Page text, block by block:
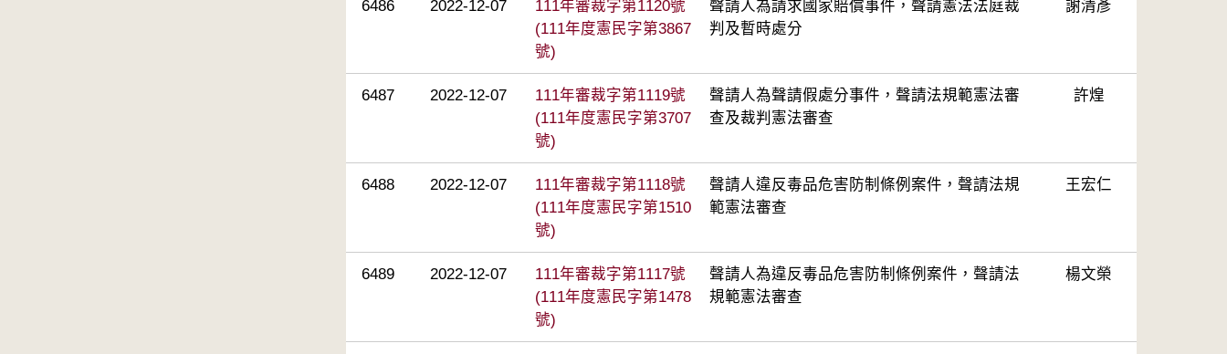
6486 2022-12-07
111年審裁字第1120號
(111年度憲民字第3867
號)
聲請人為請求國家賠償事件，聲請憲法法庭裁
判及暫時處分
謝清彥
6487 2022-12-07
111年審裁字第1119號
(111年度憲民字第3707
號)
聲請人為聲請假處分事件，聲請法規範憲法審
查及裁判憲法審查
許煌
6488 2022-12-07
111年審裁字第1118號
(111年度憲民字第1510
號)
聲請人違反毒品危害防制條例案件，聲請法規
範憲法審查
王宏仁
6489 2022-12-07
111年審裁字第1117號
(111年度憲民字第1478
號)
聲請人為違反毒品危害防制條例案件，聲請法
規範憲法審查
楊文榮